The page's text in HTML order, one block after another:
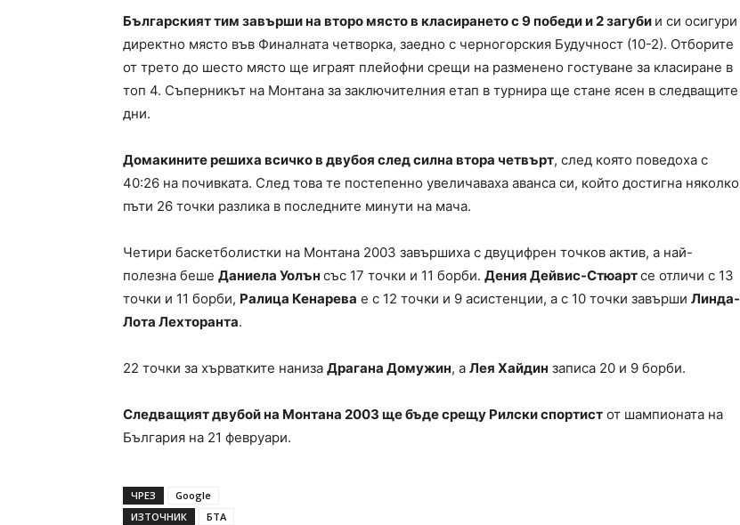
Българският тим завърши на второ място в класирането с 9 победи и 2 загуби и си осигури
директно място във Финалната четворка, заедно с черногорския Будучност (10-2). Отборите
от трето до шесто място ще играят плейофни срещи на разменено гостуване за класиране в
топ 4. Съперникът на Монтана за заключителния етап в турнира ще стане ясен в следващите
дни.
Домакините решиха всичко в двубоя след силна втора четвърт, след която поведоха с
40:26 на почивката. След това те постепенно увеличаваха аванса си, който достигна няколко
пъти 26 точки разлика в последните минути на мача.
Четири баскетболистки на Монтана 2003 завършиха с двуцифрен точков актив, а най-
полезна беше Даниела Уолън със 17 точки и 11 борби. Дения Дейвис-Стюартсе отличи с 13
точки и 11 борби, Ралица Кенарева е с 12 точки и 9 асистенции, а с 10 точки завърши Линда-
Лота Лехторанта.
22 точки за хърватките наниза Драгана Домужин, а Лея Хайдин записа 20 и 9 борби.
Следващият двубой на Монтана 2003 ще бъде срещу Рилски спортист от шампионата на
България на 21 февруари.
ЧРЕЗ
Google
ИЗТОЧНИК
БТА